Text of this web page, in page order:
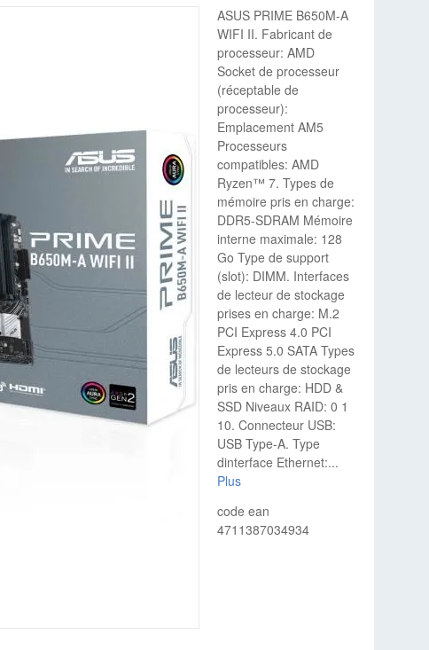
ASUS PRIME B650M-A
WIFI II. Fabricant de
processeur: AMD
Socket de processeur
(réceptable de
processeur):
Emplacement AM5
Processeurs
compatibles: AMD
Ryzen™ 7. Types de
mémoire pris en charge:
DDR5-SDRAM Mémoire
interne maximale: 128
Go Type de support
(slot): DIMM. Interfaces
de lecteur de stockage
prises en charge: M.2
PCI Express 4.0 PCI
Express 5.0 SATA Types
de lecteurs de stockage
pris en charge: HDD &
SSD Niveaux RAID: 0 1
10. Connecteur USB:
USB Type-A. Type
dinterface Ethernet:...
Plus
code ean
4711387034934